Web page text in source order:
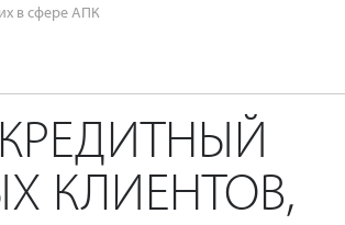
в сфере АПК
КЛИЕНТОВ,